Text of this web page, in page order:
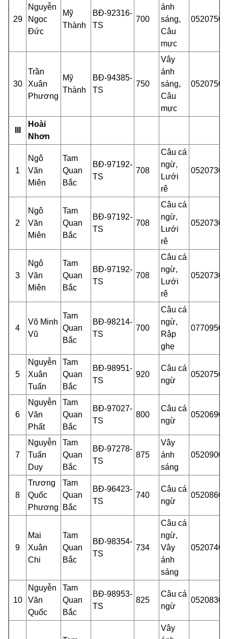
29
Nguyễn
Ngọc
Đức
Mỹ
Thành
BĐ-92316-
TS
700
ánh
sáng,
Câu
mực
30
Trần
Xuân
Phương
Mỹ
Thành
BĐ-94385-
TS
750
Vây
ánh
sáng,
Câu
mực
Hoài
Nhơn
1
Ngô
Văn
Miên
Tam
Quan
Bắc
BĐ-97192-
TS
708
Câu cá
ngừ,
Lưới
rê
2
Ngô
Văn
Miên
Tam
Quan
Bắc
BĐ-97192-
TS
708
Câu cá
ngừ,
Lưới
rê
3
Ngô
Văn
Miên
Tam
Quan
Bắc
BĐ-97192-
TS
708
Câu cá
ngừ,
Lưới
rê
4
Võ Minh
Vũ
Tam
Quan
Bắc
BĐ-98214-
TS
700
Câu cá
ngừ,
Rập
ghẹ
5
Nguyễn
Xuân
Tuấn
Tam
Quan
Bắc
BĐ-98951-
TS
920
Câu cá
ngừ
6
Nguyễn
Văn
Phất
Tam
Quan
Bắc
BĐ-97027-
TS
800
Câu cá
ngừ
7
Nguyễn
Tuấn
Duy
Tam
Quan
Bắc
BĐ-97278-
TS
875
Vây
ánh
sáng
8
Trương
Quốc
Phương
Tam
Quan
Bắc
BĐ-96423-
TS
740
Câu cá
ngừ
9
Mai
Xuân
Chi
Tam
Quan
Bắc
BĐ-98354-
TS
734
Câu cá
ngừ,
Vây
ánh
sáng
10
Nguyễn
Văn
Quốc
Tam
Quan
Bắc
BĐ-98953-
TS
825
Câu cá
ngừ
Vây